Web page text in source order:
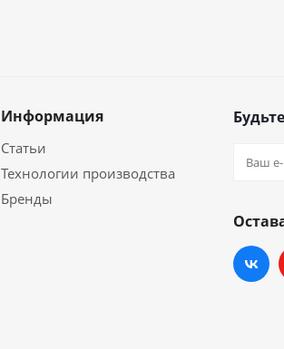
Информация
Статьи
Технологии производства
Бренды